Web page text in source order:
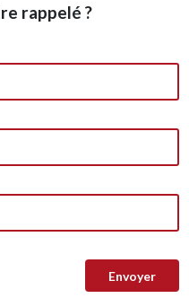
rappelé ?